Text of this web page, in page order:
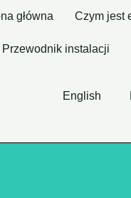
główna Czym jest
Przewodnik instalacji
English